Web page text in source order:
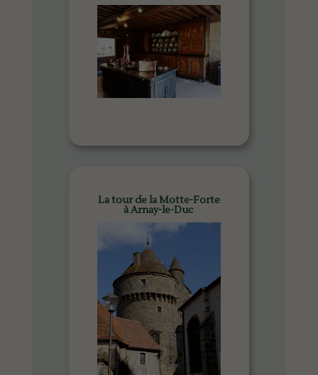
La tour de la Motte-Forte
à Arnay-le-Duc